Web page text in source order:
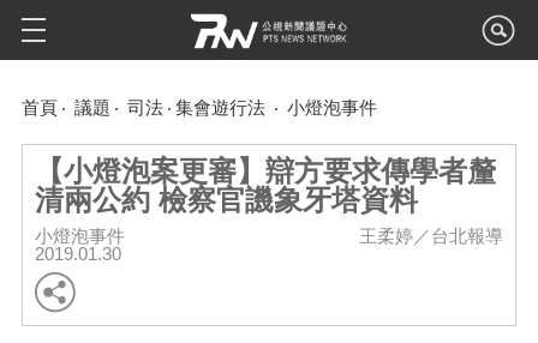
首頁 議題 司法 集會遊行法 小燈泡事件
【小燈泡案更審】辯方要求傳學者釐
清兩公約 檢察官譏象牙塔資料
小燈泡事件
2019.01.30
王柔婷／台北報導